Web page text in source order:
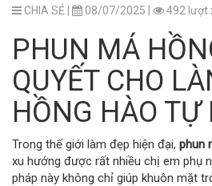
CHIA SẺ | 08/07/2025 | 492 lượt
PHUN MÁ
QUYẾT CHO
HỒNG HÀO TỰ
Trong thế giới làm đẹp hiện đại, phun
xu hướng được rất nhiều chị em phụ
pháp này không chỉ giúp khuôn mặt